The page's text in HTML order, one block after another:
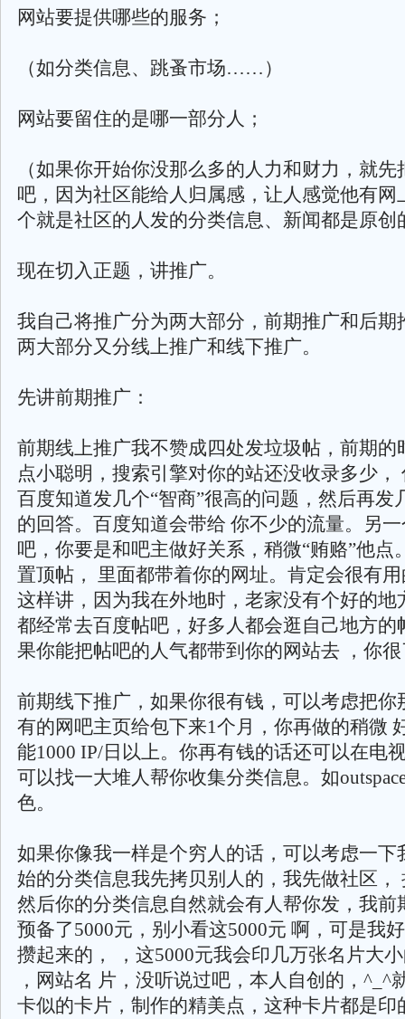
网站要提供哪些的服务；
（如分类信息、跳蚤市场……）
网站要留住的是哪一部分人；
（如果你开始你没那么多的人力和财力，就先
吧，因为社区能给人归属感，让人感觉他有网
个就是社区的人发的分类信息、新闻都是原创
现在切入正题，讲推广。
我自己将推广分为两大部分，前期推广和后期
两大部分又分线上推广和线下推广。
先讲前期推广：
前期线上推广我不赞成四处发垃圾帖，前期的
点小聪明，搜索引擎对你的站还没收录多少，
百度知道发几个“智商”很高的问题，然后再发
的回答。百度知道会带给 你不少的流量。另
吧，你要是和吧主做好关系，稍微“贿赂”他点
置顶帖， 里面都带着你的网址。肯定会很有
这样讲，因为我在外地时，老家没有个好的地
都经常去百度帖吧，好多人都会逛自己地方的
果你能把帖吧的人气都带到你的网站去 ，你
前期线下推广，如果你很有钱，可以考虑把你
有的网吧主页给包下来1个月，你再做的稍微
能1000 IP/日以上。你再有钱的话还可以在电
可以找一大堆人帮你收集分类信息。如
色。
如果你像我一样是个穷人的话，可以考虑一下
始的分类信息我先拷贝别人的，我先做社区，
然后你的分类信息自然就会有人帮你发，我前
预备了5000元，别小看这5000元 啊，可是我
攒起来的， ，这5000元我会印几万张名片大
，网站名 片，没听说过吧，本人自创的，^_^
卡似的卡片，制作的精美点，这种卡片都是印